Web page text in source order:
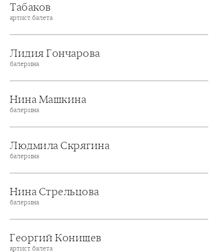
Табаков
артист балета
Лидия Гончарова
балерина
Нина Машкина
балерина
Людмила Скрягина
балерина
Нина Стрельцова
балерина
Георгий Конищев
артист балета